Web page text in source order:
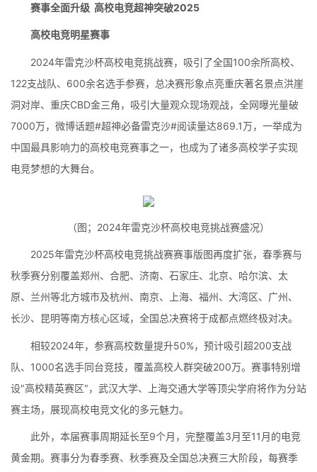
赛事全面升级 高校电竞超神突破2025
高校电竞明星赛事
2024年雷克沙杯高校电竞挑战赛，吸引了全国100余所高校、
122支战队、600余名选手参赛，总决赛形象点亮重庆著名景点洪崖
洞对岸、重庆CBD金三角，吸引大量观众现场观战，全网曝光量破
7000万，微博话题#超神必备雷克沙#阅读量达869.1万，一举成为
中国最具影响力的高校电竞赛事之一，也成为了诸多高校学子实现
电竞梦想的大舞台。
（图；2024年雷克沙杯高校电竞挑战赛盛况）
2025年雷克沙杯高校电竞挑战赛赛事版图再度扩张，春季赛与
秋季赛分别覆盖郑州、合肥、济南、石家庄、北京、哈尔滨、太
原、兰州等北方城市及杭州、南京、上海、福州、大湾区、广州、
长沙、昆明等南方核心区域，全国总决赛将于成都点燃终极对决。
相较2024年，参赛高校数量提升50%，预计吸引超200支战
队、1000名选手同台竞技，覆盖高校人群突破200万。赛事特别增
设"高校精英赛区"，武汉大学、上海交通大学等顶尖学府将作为分站
赛主场，展现高校电竞文化的多元魅力。
此外，本届赛事周期延长至9个月，完整覆盖3月至11月的电竞
黄金期。赛事分为春季赛、秋季赛及全国总决赛三大阶段，每赛季